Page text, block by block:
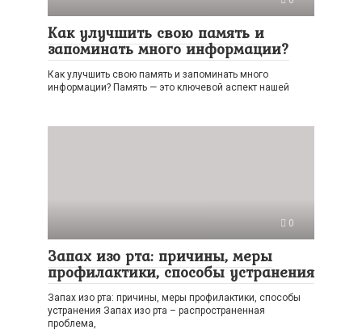
Как улучшить свою память и
запоминать много информации?
Как улучшить свою память и запоминать много
информации? Память — это ключевой аспект нашей
0
Запах изо рта: причины, меры
профилактики, способы устранения
Запах изо рта: причины, меры профилактики, способы
устранения Запах изо рта – распространенная
проблема,